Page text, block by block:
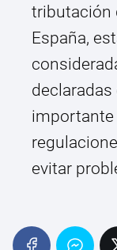
tributación
España,
declaradas
importante
evitar